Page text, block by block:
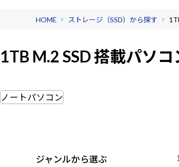
HOME ストレージ（SSD）から探す
1TB M.2 SSD 搭載パソコ
ノートパソコン
ジャンルから選ぶ